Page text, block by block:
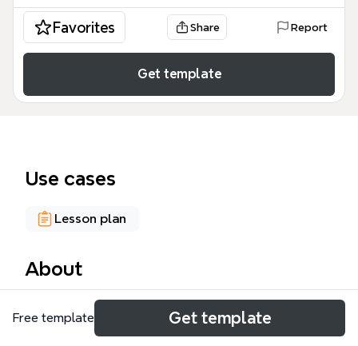
Favorites Share Report
Get template
Use cases
Lesson plan
About
Ce mind map « Introduction » présente la
plateforme d'apprentissage en ligne Moodle et
Free template Get template